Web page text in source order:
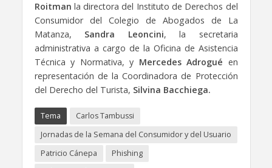
Roitman la directora del Instituto de Derechos del
Consumidor del Colegio de Abogados de La
Matanza, Sandra Leoncini, la secretaria
administrativa a cargo de la Oficina de Asistencia
Técnica y Normativa, y Mercedes Adrogué en
representación de la Coordinadora de Protección
del Derecho del Turista, Silvina Bacchiega.
Tema
Carlos Tambussi
Jornadas de la Semana del Consumidor y del Usuario
Patricio Cánepa
Phishing